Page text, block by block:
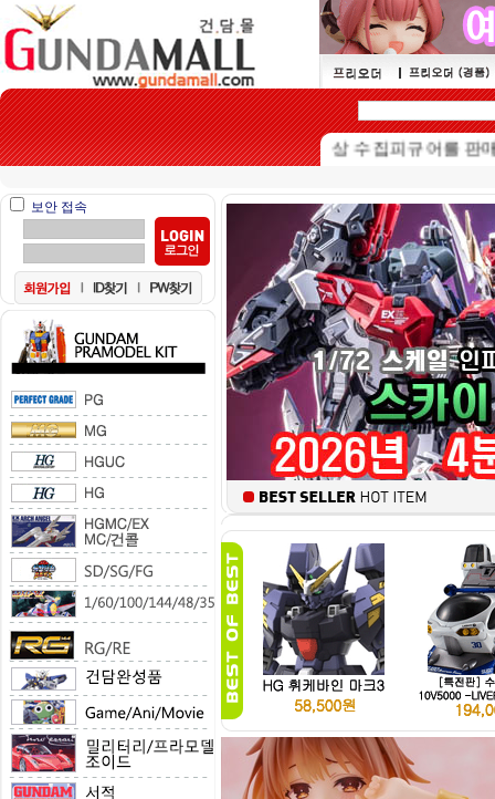
본 쇼핑몰은 15세이상 수집피규어를 판매하는
보안 접속